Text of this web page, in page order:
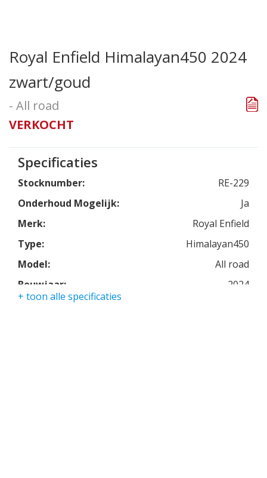
Royal Enfield Himalayan450 2024
zwart/goud
- All road
VERKOCHT
Specificaties
Stocknumber:
RE-229
Onderhoud Mogelijk:
Ja
Merk:
Royal Enfield
Type:
Himalayan450
Model:
All road
Bouwjaar:
2024
+ toon alle specificaties